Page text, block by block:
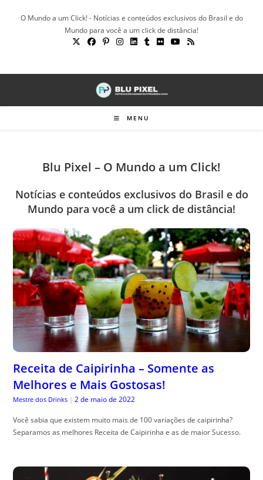
O Mundo a um Click! - Notícias e conteúdos exclusivos do Brasil e do
Mundo para você a um click de distância!
MENU
Blu Pixel – O Mundo a um Click!
Notícias e conteúdos exclusivos do Brasil e do
Mundo para você a um click de distância!
Receita de Caipirinha – Somente as
Melhores e Mais Gostosas!
Mestre dos Drinks | 2 de maio de 2022
Você sabia que existem muito mais de 100 variações de caipirinha?
Separamos as melhores Receita de Caipirinha e as de maior Sucesso.